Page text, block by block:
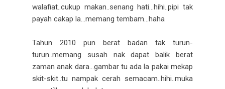
walafiat..cukup makan..senang hati…hihi..pipi tak
payah cakap la…memang tembam…haha
Tahun 2010 pun berat badan tak turun-
turun..memang susah nak dapat balik berat
zaman anak dara…gambar tu ada la pakai mekap
skit-skit..tu nampak cerah semacam..hihi..muka